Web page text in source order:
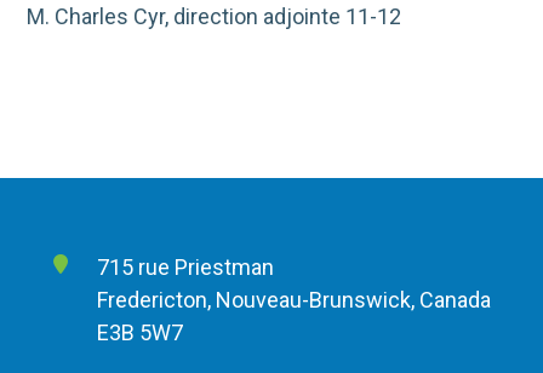
M. Charles Cyr, direction adjointe 11-12
715 rue Priestman
Fredericton, Nouveau-Brunswick, Canada
E3B 5W7